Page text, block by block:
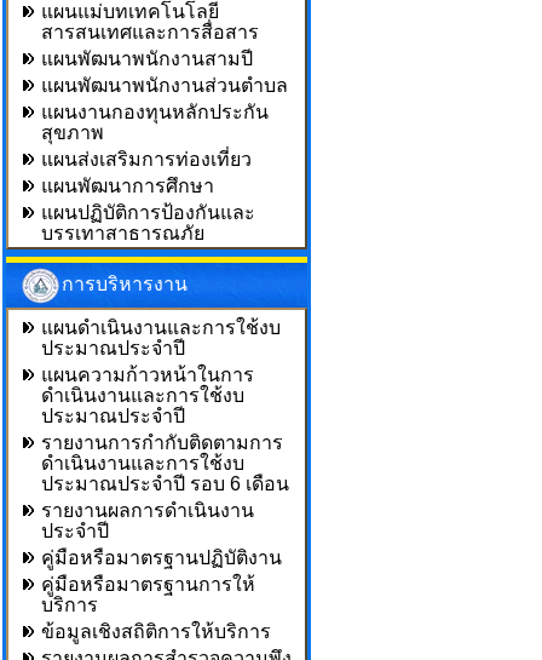
แผนแม่บทเทคโนโลยี
สารสนเทศและการสื่อสาร
แผนพัฒนาพนักงานสามปี
แผนพัฒนาพนักงานส่วนตำบล
แผนงานกองทุนหลักประกัน
สุขภาพ
แผนส่งเสริมการท่องเที่ยว
แผนพัฒนาการศึกษา
แผนปฏิบัติการป้องกันและ
บรรเทาสาธารณภัย
การบริหารงาน
แผนดำเนินงานและการใช้งบ
ประมาณประจำปี
แผนความก้าวหน้าในการ
ดำเนินงานและการใช้งบ
ประมาณประจำปี
รายงานการกำกับติดตามการ
ดำเนินงานและการใช้งบ
ประมาณประจำปี รอบ 6 เดือน
รายงานผลการดำเนินงาน
ประจำปี
คู่มือหรือมาตรฐานปฏิบัติงาน
คู่มือหรือมาตรฐานการให้
บริการ
ข้อมูลเชิงสถิติการให้บริการ